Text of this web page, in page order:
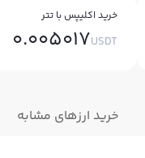
خرید اکلیپس با تتر
0.005017USDT
خرید ارزهای مشابه